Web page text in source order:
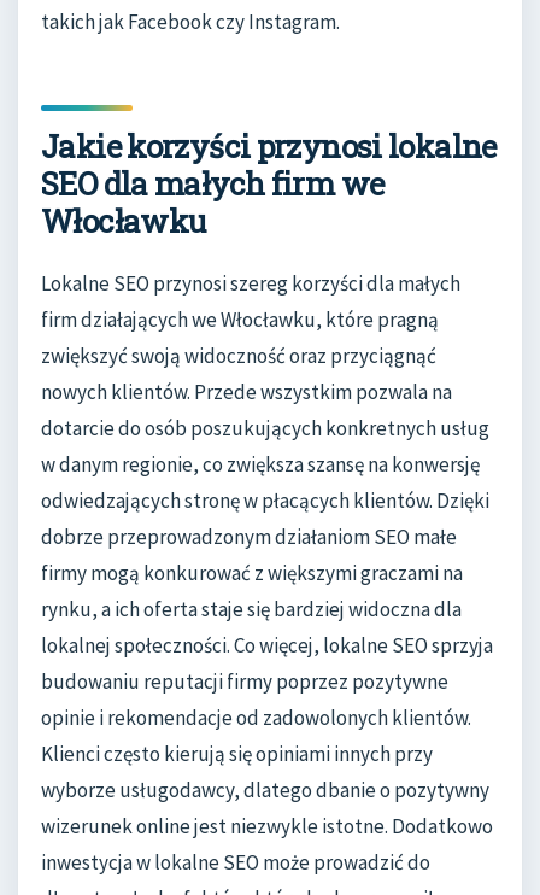
takich jak Facebook czy Instagram.
Jakie korzyści przynosi lokalne
SEO dla małych firm we
Włocławku
Lokalne SEO przynosi szereg korzyści dla małych
firm działających we Włocławku, które pragną
zwiększyć swoją widoczność oraz przyciągnąć
nowych klientów. Przede wszystkim pozwala na
dotarcie do osób poszukujących konkretnych usług
w danym regionie, co zwiększa szansę na konwersję
odwiedzających stronę w płacących klientów. Dzięki
dobrze przeprowadzonym działaniom SEO małe
firmy mogą konkurować z większymi graczami na
rynku, a ich oferta staje się bardziej widoczna dla
lokalnej społeczności. Co więcej, lokalne SEO sprzyja
budowaniu reputacji firmy poprzez pozytywne
opinie i rekomendacje od zadowolonych klientów.
Klienci często kierują się opiniami innych przy
wyborze usługodawcy, dlatego dbanie o pozytywny
wizerunek online jest niezwykle istotne. Dodatkowo
inwestycja w lokalne SEO może prowadzić do